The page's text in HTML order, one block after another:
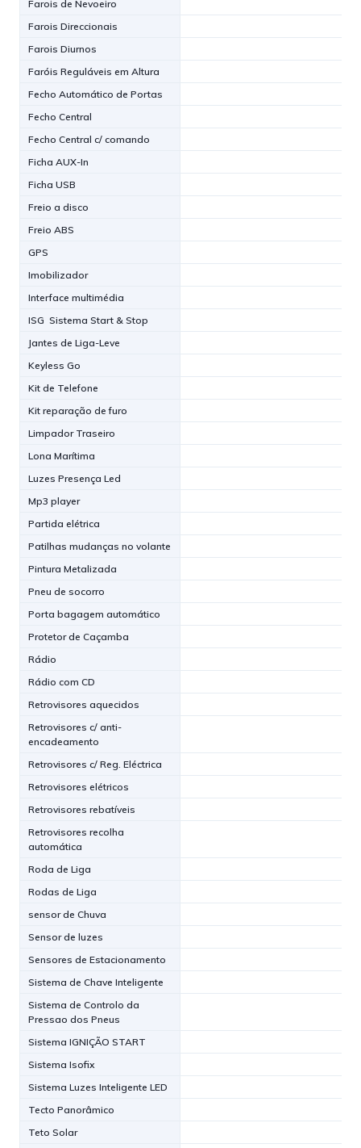
Farois de Nevoeiro
Farois Direccionais
Farois Diurnos
Faróis Reguláveis em Altura
Fecho Automático de Portas
Fecho Central
Fecho Central c/ comando
Ficha AUX-In
Ficha USB
Freio a disco
Freio ABS
GPS
Imobilizador
Interface multimédia
ISG  Sistema Start & Stop
Jantes de Liga-Leve
Keyless Go
Kit de Telefone
Kit reparação de furo
Limpador Traseiro
Lona Marítima
Luzes Presença Led
Mp3 player
Partida elétrica
Patilhas mudanças no volante
Pintura Metalizada
Pneu de socorro
Porta bagagem automático
Protetor de Caçamba
Rádio
Rádio com CD
Retrovisores aquecidos
Retrovisores c/ anti-
encadeamento
Retrovisores c/ Reg. Eléctrica
Retrovisores elétricos
Retrovisores rebatíveis
Retrovisores recolha
automática
Roda de Liga
Rodas de Liga
sensor de Chuva
Sensor de luzes
Sensores de Estacionamento
Sistema de Chave Inteligente
Sistema de Controlo da
Pressao dos Pneus
Sistema IGNIÇÃO START
Sistema Isofix
Sistema Luzes Inteligente LED
Tecto Panorâmico
Teto Solar